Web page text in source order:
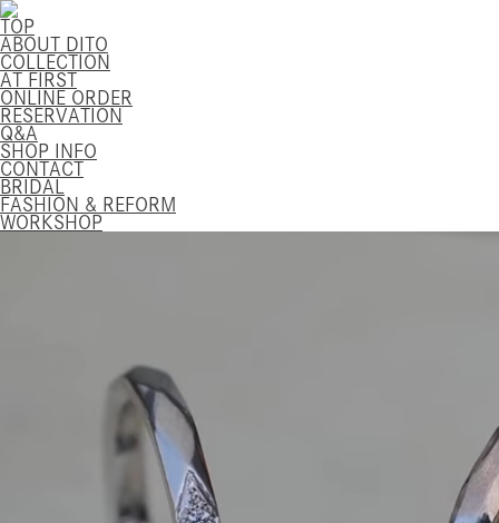
TOP
ABOUT DITO
COLLECTION
AT FIRST
ONLINE ORDER
RESERVATION
Q&A
SHOP INFO
CONTACT
BRIDAL
FASHION & REFORM
WORKSHOP